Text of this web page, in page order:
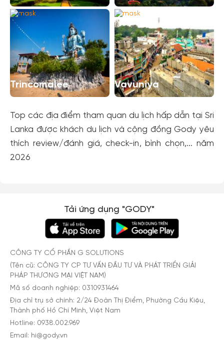
Kotte
Trincomalee Vavuniya
Top các địa điểm tham quan du lịch hấp dẫn tại Sri
Lanka được khách du lịch và cộng đồng Gody yêu
thích review/đánh giá, check-in, bình chọn,... năm
2026
Tải ứng dụng "GODY"
CÔNG TY CỔ PHẦN G SOLUTIONS
(Tên cũ: CÔNG TY CP TƯ VẤN ĐẦU TƯ VÀ PHÁT TRIỂN GIẢI
PHÁP THƯƠNG MẠI VIỆT NAM)
Mã số doanh nghiệp: 0310931464
Địa chỉ trụ sở chính: 2/24 Đoàn Thị Điểm, Phường Cầu Kiệu,
Thành phố Hồ Chí Minh, Việt Nam
Hotline: 0938.002.969
Email: hi@gody.vn